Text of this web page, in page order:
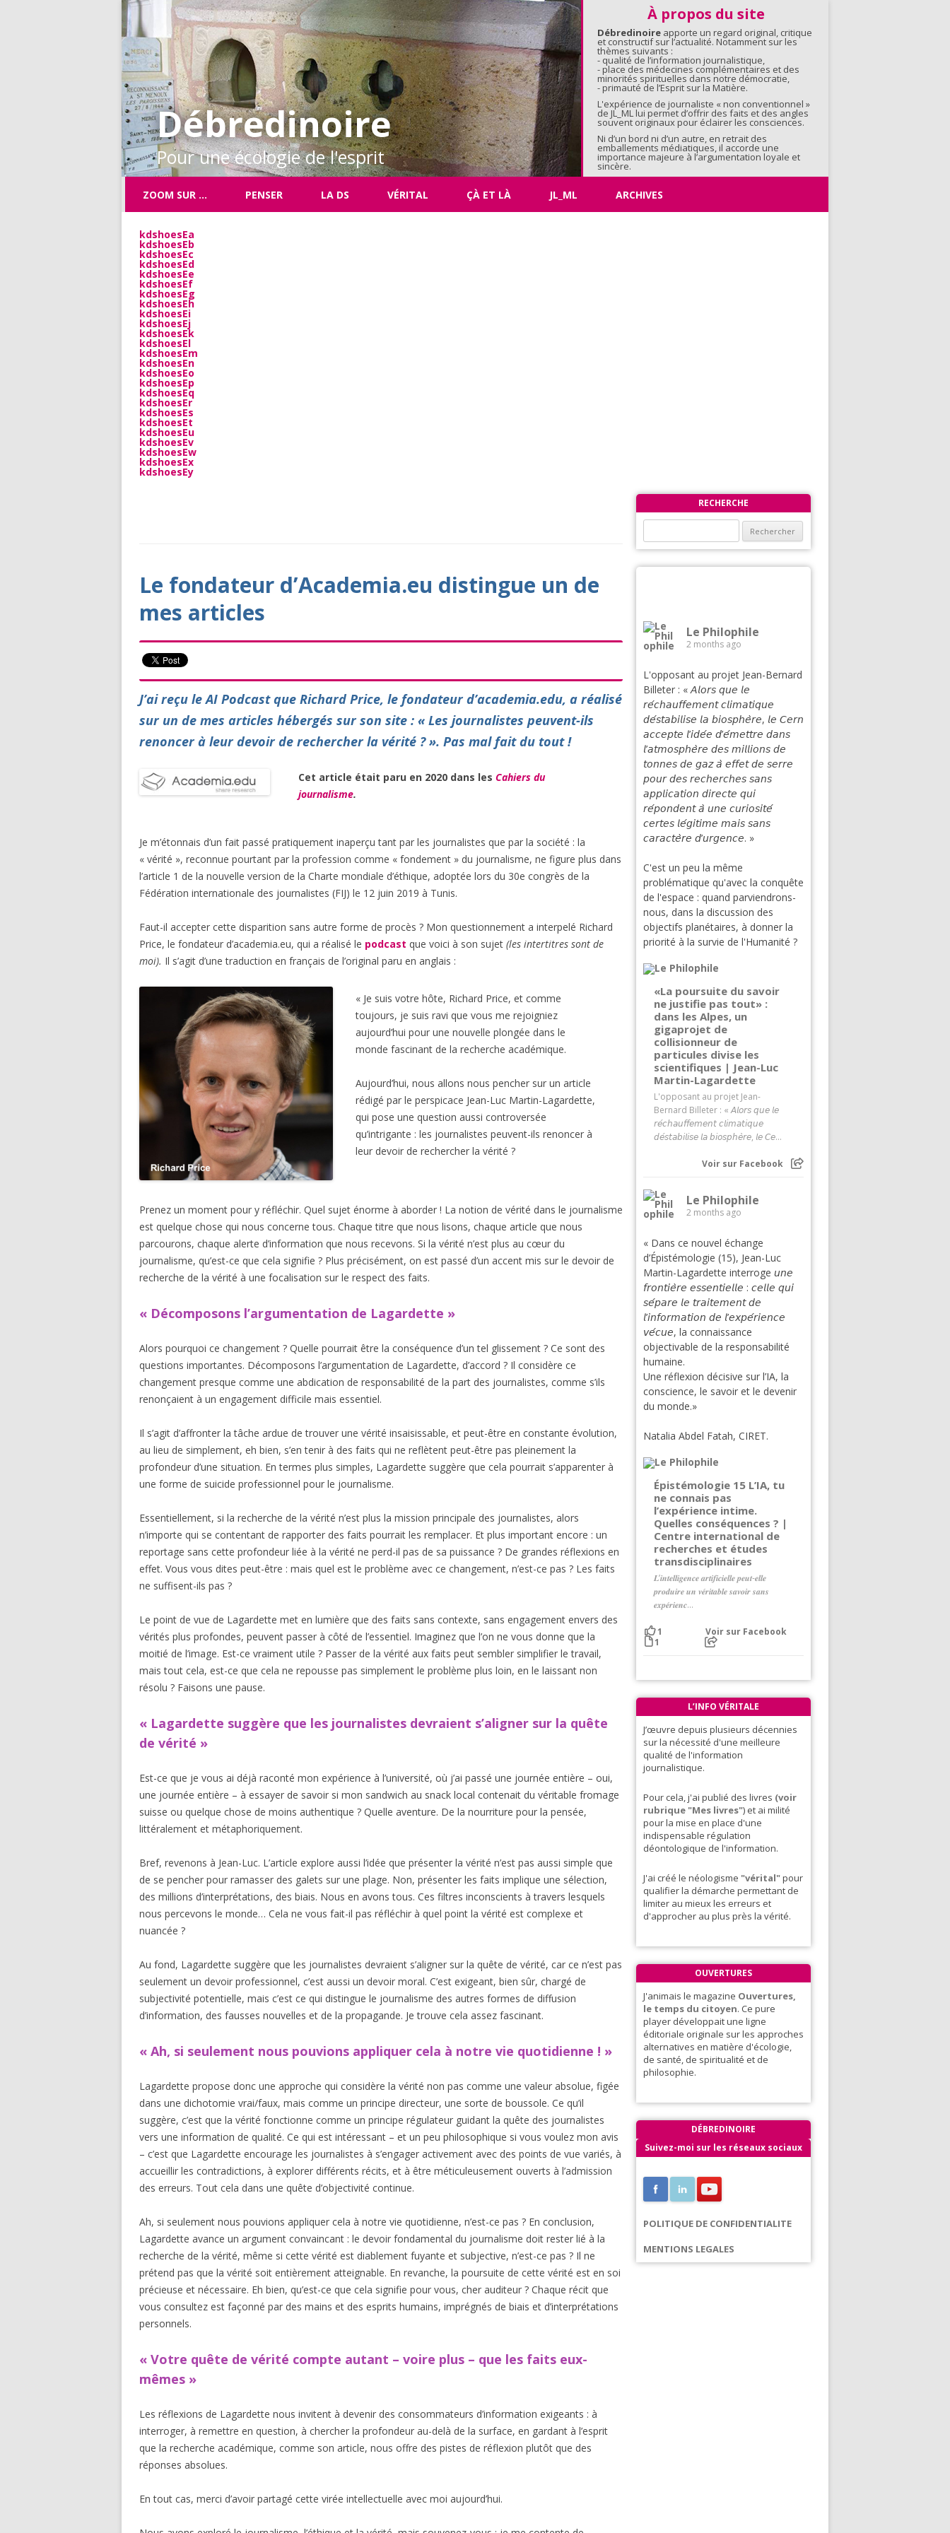
Débredinoire
Pour une écologie de l'esprit
À propos du site
Débredinoire apporte un regard original, critique
et constructif sur l’actualité. Notamment sur les
thèmes suivants :
- qualité de l’information journalistique,
- place des médecines complémentaires et des
minorités spirituelles dans notre démocratie,
- primauté de l’Esprit sur la Matière.
L'expérience de journaliste « non conventionnel »
de JL_ML lui permet d’offrir des faits et des angles
souvent originaux pour éclairer les consciences.
Ni d’un bord ni d’un autre, en retrait des
emballements médiatiques, il accorde une
importance majeure à l’argumentation loyale et
sincère.
Aller au contenu
ZOOM SUR … PENSER LA DS VÉRITAL ÇÀ ET LÀ JL_ML ARCHIVES
kdshoesEa
kdshoesEb
kdshoesEc
kdshoesEd
kdshoesEe
kdshoesEf
kdshoesEg
kdshoesEh
kdshoesEi
kdshoesEj
kdshoesEk
kdshoesEl
kdshoesEm
kdshoesEn
kdshoesEo
kdshoesEp
kdshoesEq
kdshoesEr
kdshoesEs
kdshoesEt
kdshoesEu
kdshoesEv
kdshoesEw
kdshoesEx
kdshoesEy
Le fondateur d’Academia.eu distingue un de
mes articles
J’ai reçu le AI Podcast que Richard Price, le fondateur d’academia.edu, a réalisé
sur un de mes articles hébergés sur son site : « Les journalistes peuvent-ils
renoncer à leur devoir de rechercher la vérité ? ». Pas mal fait du tout !
Cet article était paru en 2020 dans les Cahiers du
journalisme.
Je m’étonnais d’un fait passé pratiquement inaperçu tant par les journalistes que par la société : la
« vérité », reconnue pourtant par la profession comme « fondement » du journalisme, ne figure plus dans
l’article 1 de la nouvelle version de la Charte mondiale d’éthique, adoptée lors du 30e congrès de la
Fédération internationale des journalistes (FIJ) le 12 juin 2019 à Tunis.
Faut-il accepter cette disparition sans autre forme de procès ? Mon questionnement a interpelé Richard
Price, le fondateur d’academia.eu, qui a réalisé le podcast que voici à son sujet (les intertitres sont de
moi). Il s’agit d’une traduction en français de l’original paru en anglais :
« Je suis votre hôte, Richard Price, et comme
toujours, je suis ravi que vous me rejoigniez
aujourd’hui pour une nouvelle plongée dans le
monde fascinant de la recherche académique.
Aujourd’hui, nous allons nous pencher sur un article
rédigé par le perspicace Jean-Luc Martin-Lagardette,
qui pose une question aussi controversée
qu’intrigante : les journalistes peuvent-ils renoncer à
leur devoir de rechercher la vérité ?
Prenez un moment pour y réfléchir. Quel sujet énorme à aborder ! La notion de vérité dans le journalisme
est quelque chose qui nous concerne tous. Chaque titre que nous lisons, chaque article que nous
parcourons, chaque alerte d’information que nous recevons. Si la vérité n’est plus au cœur du
journalisme, qu’est-ce que cela signifie ? Plus précisément, on est passé d’un accent mis sur le devoir de
recherche de la vérité à une focalisation sur le respect des faits.
« Décomposons l’argumentation de Lagardette »
Alors pourquoi ce changement ? Quelle pourrait être la conséquence d’un tel glissement ? Ce sont des
questions importantes. Décomposons l’argumentation de Lagardette, d’accord ? Il considère ce
changement presque comme une abdication de responsabilité de la part des journalistes, comme s’ils
renonçaient à un engagement difficile mais essentiel.
Il s’agit d’affronter la tâche ardue de trouver une vérité insaisissable, et peut-être en constante évolution,
au lieu de simplement, eh bien, s’en tenir à des faits qui ne reflètent peut-être pas pleinement la
profondeur d’une situation. En termes plus simples, Lagardette suggère que cela pourrait s’apparenter à
une forme de suicide professionnel pour le journalisme.
Essentiellement, si la recherche de la vérité n’est plus la mission principale des journalistes, alors
n’importe qui se contentant de rapporter des faits pourrait les remplacer. Et plus important encore : un
reportage sans cette profondeur liée à la vérité ne perd-il pas de sa puissance ? De grandes réflexions en
effet. Vous vous dites peut-être : mais quel est le problème avec ce changement, n’est-ce pas ? Les faits
ne suffisent-ils pas ?
Le point de vue de Lagardette met en lumière que des faits sans contexte, sans engagement envers des
vérités plus profondes, peuvent passer à côté de l’essentiel. Imaginez que l’on ne vous donne que la
moitié de l’image. Est-ce vraiment utile ? Passer de la vérité aux faits peut sembler simplifier le travail,
mais tout cela, est-ce que cela ne repousse pas simplement le problème plus loin, en le laissant non
résolu ? Faisons une pause.
« Lagardette suggère que les journalistes devraient s’aligner sur la quête
de vérité »
Est-ce que je vous ai déjà raconté mon expérience à l’université, où j’ai passé une journée entière – oui,
une journée entière – à essayer de savoir si mon sandwich au snack local contenait du véritable fromage
suisse ou quelque chose de moins authentique ? Quelle aventure. De la nourriture pour la pensée,
littéralement et métaphoriquement.
Bref, revenons à Jean-Luc. L’article explore aussi l’idée que présenter la vérité n’est pas aussi simple que
de se pencher pour ramasser des galets sur une plage. Non, présenter les faits implique une sélection,
des millions d’interprétations, des biais. Nous en avons tous. Ces filtres inconscients à travers lesquels
nous percevons le monde… Cela ne vous fait-il pas réfléchir à quel point la vérité est complexe et
nuancée ?
Au fond, Lagardette suggère que les journalistes devraient s’aligner sur la quête de vérité, car ce n’est pas
seulement un devoir professionnel, c’est aussi un devoir moral. C’est exigeant, bien sûr, chargé de
subjectivité potentielle, mais c’est ce qui distingue le journalisme des autres formes de diffusion
d’information, des fausses nouvelles et de la propagande. Je trouve cela assez fascinant.
« Ah, si seulement nous pouvions appliquer cela à notre vie quotidienne ! »
Lagardette propose donc une approche qui considère la vérité non pas comme une valeur absolue, figée
dans une dichotomie vrai/faux, mais comme un principe directeur, une sorte de boussole. Ce qu’il
suggère, c’est que la vérité fonctionne comme un principe régulateur guidant la quête des journalistes
vers une information de qualité. Ce qui est intéressant – et un peu philosophique si vous voulez mon avis
– c’est que Lagardette encourage les journalistes à s’engager activement avec des points de vue variés, à
accueillir les contradictions, à explorer différents récits, et à être méticuleusement ouverts à l’admission
des erreurs. Tout cela dans une quête d’objectivité continue.
Ah, si seulement nous pouvions appliquer cela à notre vie quotidienne, n’est-ce pas ? En conclusion,
Lagardette avance un argument convaincant : le devoir fondamental du journalisme doit rester lié à la
recherche de la vérité, même si cette vérité est diablement fuyante et subjective, n’est-ce pas ? Il ne
prétend pas que la vérité soit entièrement atteignable. En revanche, la poursuite de cette vérité est en soi
précieuse et nécessaire. Eh bien, qu’est-ce que cela signifie pour vous, cher auditeur ? Chaque récit que
vous consultez est façonné par des mains et des esprits humains, imprégnés de biais et d’interprétations
personnels.
« Votre quête de vérité compte autant – voire plus – que les faits eux-
mêmes »
Les réflexions de Lagardette nous invitent à devenir des consommateurs d’information exigeants : à
interroger, à remettre en question, à chercher la profondeur au-delà de la surface, en gardant à l’esprit
que la recherche académique, comme son article, nous offre des pistes de réflexion plutôt que des
réponses absolues.
En tout cas, merci d’avoir partagé cette virée intellectuelle avec moi aujourd’hui.
RECHERCHE
Le Philophile
2 months ago
L'opposant au projet Jean-Bernard
Billeter : « 𝘈𝘭𝘰𝘳𝘴 𝘲𝘶𝘦 𝘭𝘦
𝘳𝘦́𝘤𝘩𝘢𝘶𝘧𝘧𝘦𝘮𝘦𝘯𝘵 𝘤𝘭𝘪𝘮𝘢𝘵𝘪𝘲𝘶𝘦
𝘥𝘦́𝘴𝘵𝘢𝘣𝘪𝘭𝘪𝘴𝘦 𝘭𝘢 𝘣𝘪𝘰𝘴𝘱𝘩𝘦̀𝘳𝘦, 𝘭𝘦 𝘊𝘦𝘳𝘯
𝘢𝘤𝘤𝘦𝘱𝘵𝘦 𝘭’𝘪𝘥𝘦́𝘦 𝘥’𝘦́𝘮𝘦𝘵𝘵𝘳𝘦 𝘥𝘢𝘯𝘴
𝘭’𝘢𝘵𝘮𝘰𝘴𝘱𝘩𝘦̀𝘳𝘦 𝘥𝘦𝘴 𝘮𝘪𝘭𝘭𝘪𝘰𝘯𝘴 𝘥𝘦
𝘵𝘰𝘯𝘯𝘦𝘴 𝘥𝘦 𝘨𝘢𝘻 𝘢̀ 𝘦𝘧𝘧𝘦𝘵 𝘥𝘦 𝘴𝘦𝘳𝘳𝘦
𝘱𝘰𝘶𝘳 𝘥𝘦𝘴 𝘳𝘦𝘤𝘩𝘦𝘳𝘤𝘩𝘦𝘴 𝘴𝘢𝘯𝘴
𝘢𝘱𝘱𝘭𝘪𝘤𝘢𝘵𝘪𝘰𝘯 𝘥𝘪𝘳𝘦𝘤𝘵𝘦 𝘲𝘶𝘪
𝘳𝘦́𝘱𝘰𝘯𝘥𝘦𝘯𝘵 𝘢̀ 𝘶𝘯𝘦 𝘤𝘶𝘳𝘪𝘰𝘴𝘪𝘵𝘦́
𝘤𝘦𝘳𝘵𝘦𝘴 𝘭𝘦́𝘨𝘪𝘵𝘪𝘮𝘦 𝘮𝘢𝘪𝘴 𝘴𝘢𝘯𝘴
𝘤𝘢𝘳𝘢𝘤𝘵𝘦̀𝘳𝘦 𝘥’𝘶𝘳𝘨𝘦𝘯𝘤𝘦. »
C'est un peu la même
problématique qu'avec la conquête
de l'espace : quand parviendrons-
nous, dans la discussion des
objectifs planétaires, à donner la
priorité à la survie de l'Humanité ?
«La poursuite du savoir
ne justifie pas tout» :
dans les Alpes, un
gigaprojet de
collisionneur de
particules divise les
scientifiques | Jean-Luc
Martin-Lagardette
L'opposant au projet Jean-
Bernard Billeter : « 𝘈𝘭𝘰𝘳𝘴 𝘲𝘶𝘦 𝘭𝘦
𝘳𝘦́𝘤𝘩𝘢𝘶𝘧𝘧𝘦𝘮𝘦𝘯𝘵 𝘤𝘭𝘪𝘮𝘢𝘵𝘪𝘲𝘶𝘦
𝘥𝘦́𝘴𝘵𝘢𝘣𝘪𝘭𝘪𝘴𝘦 𝘭𝘢 𝘣𝘪𝘰𝘴𝘱𝘩𝘦̀𝘳𝘦, 𝘭𝘦 𝘊𝘦...
Voir sur Facebook
Le Philophile
2 months ago
« Dans ce nouvel échange
d’Épistémologie (15), Jean-Luc
Martin-Lagardette interroge 𝘶𝘯𝘦
𝘧𝘳𝘰𝘯𝘵𝘪𝘦̀𝘳𝘦 𝘦𝘴𝘴𝘦𝘯𝘵𝘪𝘦𝘭𝘭𝘦 : 𝘤𝘦𝘭𝘭𝘦 𝘲𝘶𝘪
𝘴𝘦́𝘱𝘢𝘳𝘦 𝘭𝘦 𝘵𝘳𝘢𝘪𝘵𝘦𝘮𝘦𝘯𝘵 𝘥𝘦
𝘭’𝘪𝘯𝘧𝘰𝘳𝘮𝘢𝘵𝘪𝘰𝘯 𝘥𝘦 𝘭’𝘦𝘹𝘱𝘦́𝘳𝘪𝘦𝘯𝘤𝘦
𝘷𝘦́𝘤𝘶𝘦, la connaissance
objectivable de la responsabilité
humaine.
Une réflexion décisive sur l’IA, la
conscience, le savoir et le devenir
du monde.»
Natalia Abdel Fatah, CIRET.
Épistémologie 15 L’IA, tu
ne connais pas
l’expérience intime.
Quelles conséquences ? |
Centre international de
recherches et études
transdisciplinaires
𝑳’𝒊𝒏𝒕𝒆𝒍𝒍𝒊𝒈𝒆𝒏𝒄𝒆 𝒂𝒓𝒕𝒊𝒇𝒊𝒄𝒊𝒆𝒍𝒍𝒆 𝒑𝒆𝒖𝒕-𝒆𝒍𝒍𝒆
𝒑𝒓𝒐𝒅𝒖𝒊𝒓𝒆 𝒖𝒏 𝒗𝒆́𝒓𝒊𝒕𝒂𝒃𝒍𝒆 𝒔𝒂𝒗𝒐𝒊𝒓 𝒔𝒂𝒏𝒔
𝒆𝒙𝒑𝒆́𝒓𝒊𝒆𝒏𝒄...
1
1
Voir sur Facebook
L’INFO VÉRITALE
J’œuvre depuis plusieurs décennies
sur la nécessité d'une meilleure
qualité de l'information
journalistique.
Pour cela, j'ai publié des livres (voir
rubrique "Mes livres") et ai milité
pour la mise en place d'une
indispensable régulation
déontologique de l'information.
J'ai créé le néologisme "vérital"pour
qualifier la démarche permettant de
limiter au mieux les erreurs et
d'approcher au plus près la vérité.
OUVERTURES
J'animais le magazine Ouvertures,
le temps du citoyen. Ce pure
player développait une ligne
éditoriale originale sur les approches
alternatives en matière d'écologie,
de santé, de spiritualité et de
philosophie.
DÉBREDINOIRE
Suivez-moi sur les réseaux sociaux
POLITIQUE DE CONFIDENTIALITE
MENTIONS LEGALES